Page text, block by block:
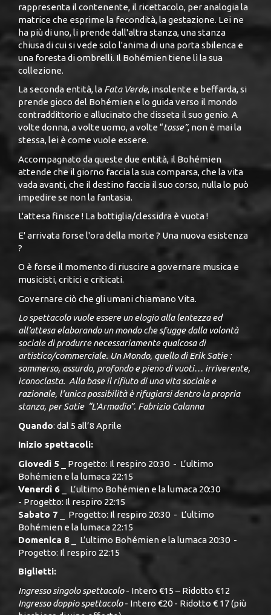
rappresenta il contenente, il ricettacolo, per analogia la
matrice che esprime la fecondità, la gestazione. Lei ne
ha più di uno, li prende dall'altra stanza, una stanza
chiusa di cui si vede solo l'anima di una porta sbilenca e
una foresta di ombrelli. Il Bohémien tiene lì la sua
collezione.
La seconda entità, la Fata Verde, insolente e beffarda, si
prende gioco del Bohémien e lo guida verso il mondo
contraddittorio e allucinato che disseta il suo genio. A
volte donna, a volte uomo, a volte “tosse”, non è mai la
stessa, lei è come vuole essere.
Accompagnato da queste due entità, il Bohémien
attende che il giorno faccia la sua comparsa, che la vita
vada avanti, che il destino faccia il suo corso, nulla lo può
impedire se non la fantasia.
L'attesa finisce ! La bottiglia/clessidra è vuota !
E' arrivata forse l'ora della morte ? Una nuova esistenza
?
O è forse il momento di riuscire a governare musica e
musicisti, critici e criticati.
Governare ciò che gli umani chiamano Vita.
Lo spettacolo vuole essere un elogio alla lentezza ed
all'attesa elaborando un mondo che sfugge dalla volontà
sociale di produrre necessariamente qualcosa di
artistico/commerciale. Un Mondo, quello di Erik Satie :
sommerso, assurdo, profondo e pieno di vuoti… irriverente,
iconoclasta. Alla base il rifiuto di una vita sociale e
razionale, l'unica possibilità è rifugiarsi dentro la propria
stanza, per Satie “L'Armadio”. Fabrizio Calanna
Quando: dal 5 all’8 Aprile
Inizio spettacoli:
Giovedì 5 _ Progetto: Il respiro 20:30 - L’ultimo
Bohémien e la lumaca 22:15
Venerdì 6 _ L’ultimo Bohémien e la lumaca 20:30
- Progetto: Il respiro 22:15
Sabato 7 _ Progetto: Il respiro 20:30 - L’ultimo
Bohémien e la lumaca 22:15
Domenica 8 _ L’ultimo Bohémien e la lumaca 20:30 -
Progetto: Il respiro 22:15
Biglietti:
Ingresso singolo spettacolo- Intero €15 – Ridotto €12
Ingresso doppio spettacolo- Intero €20 - Ridotto € 17 (più